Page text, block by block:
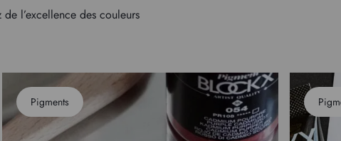
l’excellence des couleurs
Pigments